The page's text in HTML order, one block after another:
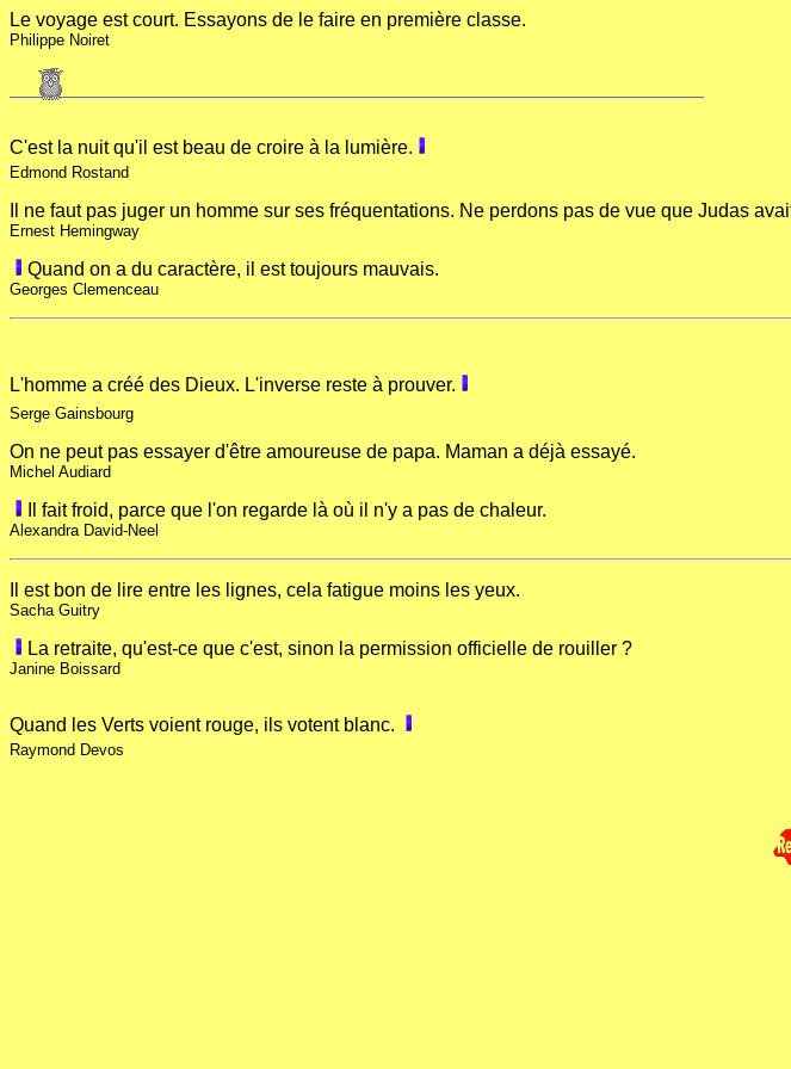
Le voyage est court. Essayons de le faire en première classe.
Philippe Noiret
C'est la nuit qu'il est beau de croire à la lumière.
Edmond Rostand
Il ne faut pas juger un homme sur ses fréquentations. Ne perdons pas de vue que Judas
Ernest Hemingway
Quand on a du caractère, il est toujours mauvais.
Georges Clemenceau
L'homme a créé des Dieux. L'inverse reste à prouver.
Serge Gainsbourg
On ne peut pas essayer d'être amoureuse de papa. Maman a déjà essayé.
Michel Audiard
Il fait froid, parce que l'on regarde là où il n'y a pas de chaleur.
Alexandra David-Neel
Il est bon de lire entre les lignes, cela fatigue moins les yeux.
Sacha Guitry
La retraite, qu'est-ce que c'est, sinon la permission officielle de rouiller ?
Janine Boissard
Quand les Verts voient rouge, ils votent blanc.
Raymond Devos